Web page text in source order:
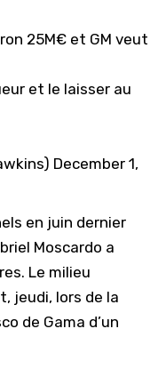
25M€ et GM veut
et le laisser au
December 1,
en juin dernier
Moscardo a
Le milieu
jeudi, lors de la
de Gama d’un